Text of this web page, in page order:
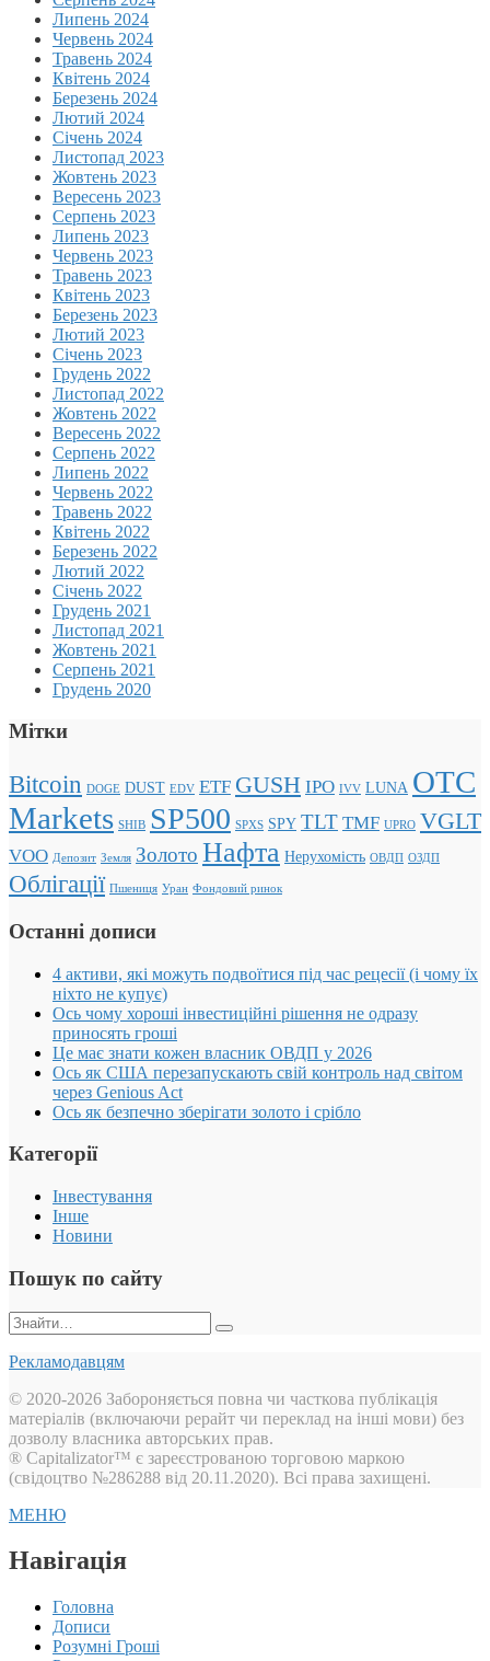
Липень 2024
Червень 2024
Травень 2024
Квітень 2024
Березень 2024
Лютий 2024
Січень 2024
Листопад 2023
Жовтень 2023
Вересень 2023
Серпень 2023
Липень 2023
Червень 2023
Травень 2023
Квітень 2023
Березень 2023
Лютий 2023
Січень 2023
Грудень 2022
Листопад 2022
Жовтень 2022
Вересень 2022
Серпень 2022
Липень 2022
Червень 2022
Травень 2022
Квітень 2022
Березень 2022
Лютий 2022
Січень 2022
Грудень 2021
Листопад 2021
Жовтень 2021
Серпень 2021
Грудень 2020
Мітки
Bitcoin DOGE DUST EDV ETF GUSH IPO IVV LUNA OTC
Markets SHIB SP500 SPXS SPY TLT TMF UPRO VGLT
VOO Депозит Земля Золото Нафта Нерухомість ОВДП ОЗДП
Облігації Пшениця Уран Фондовий ринок
Останні дописи
4 активи, які можуть подвоїтися під час рецесії (і чому їх
ніхто не купує)
Ось чому хороші інвестиційні рішення не одразу
приносять гроші
Це має знати кожен власник ОВДП у 2026
Ось як США перезапускають свій контроль над світом
через Genious Act
Ось як безпечно зберігати золото і срібло
Категорії
Інвестування
Інше
Новини
Пошук по сайту
Пошук:
Рекламодавцям
© 2020-2026 Забороняється повна чи часткова публікація
матеріалів (включаючи рерайт чи переклад на інші мови) без
дозволу власника авторських прав.
® Capitalizator™ є зареєстрованою торговою маркою
(свідоцтво №286288 від 20.11.2020). Всі права захищені.
МЕНЮ
Навігація
Головна
Дописи
Розумні Гроші